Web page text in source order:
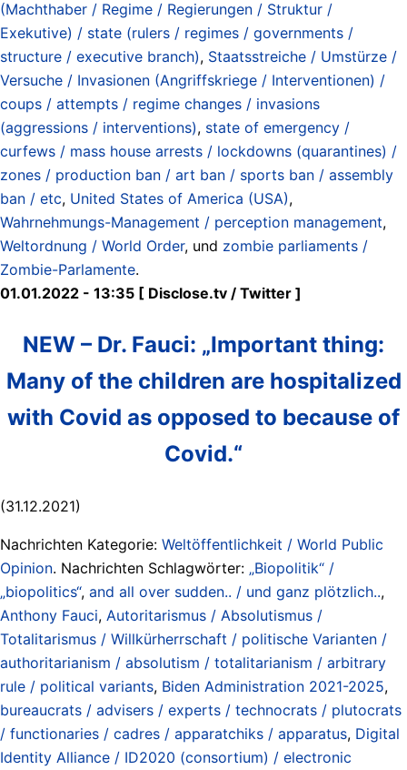
(Machthaber / Regime / Regierungen / Struktur /
Exekutive) / state (rulers / regimes / governments /
structure / executive branch), Staatsstreiche / Umstürze /
Versuche / Invasionen (Angriffskriege / Interventionen) /
coups / attempts / regime changes / invasions
(aggressions / interventions), state of emergency /
curfews / mass house arrests / lockdowns (quarantines) /
zones / production ban / art ban / sports ban / assembly
ban / etc, United States of America (USA),
Wahrnehmungs-Management / perception management,
Weltordnung / World Order, und zombie parliaments /
Zombie-Parlamente.
01.01.2022 - 13:35 [ Disclose.tv / Twitter ]
NEW – Dr. Fauci: „Important thing:
Many of the children are hospitalized
with Covid as opposed to because of
Covid.“
(31.12.2021)
Nachrichten Kategorie: Weltöffentlichkeit / World Public
Opinion. Nachrichten Schlagwörter: „Biopolitik“ /
„biopolitics“, and all over sudden.. / und ganz plötzlich..,
Anthony Fauci, Autoritarismus / Absolutismus /
Totalitarismus / Willkürherrschaft / politische Varianten /
authoritarianism / absolutism / totalitarianism / arbitrary
rule / political variants, Biden Administration 2021-2025,
bureaucrats / advisers / experts / technocrats / plutocrats
/ functionaries / cadres / apparatchiks / apparatus, Digital
Identity Alliance / ID2020 (consortium) / electronic